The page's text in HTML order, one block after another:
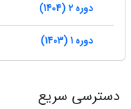
دوره 2 (1404)
دوره 1 (1403)
دسترسی سریع